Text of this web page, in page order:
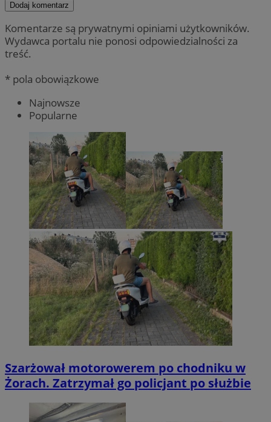
Dodaj komentarz
Komentarze są prywatnymi opiniami użytkowników.
Wydawca portalu nie ponosi odpowiedzialności za
treść.
* pola obowiązkowe
Najnowsze
Popularne
Szarżował motorowerem po chodniku w
Żorach. Zatrzymał go policjant po służbie